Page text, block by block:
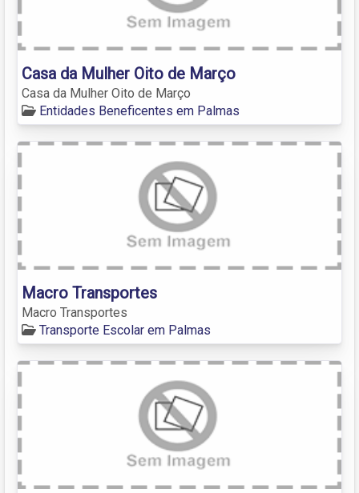
Casa da Mulher Oito de Março
Casa da Mulher Oito de Março
Entidades Beneficentes em Palmas
Macro Transportes
Macro Transportes
Transporte Escolar em Palmas